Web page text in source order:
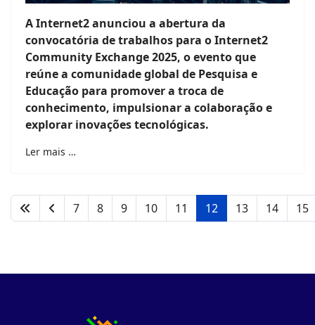
A Internet2 anunciou a abertura da
convocatória de trabalhos para o Internet2
Community Exchange 2025, o evento que
reúne a comunidade global de Pesquisa e
Educação para promover a troca de
conhecimento, impulsionar a colaboração e
explorar inovações tecnológicas.
Ler mais …
7 8 9 10 11 12 13 14 15